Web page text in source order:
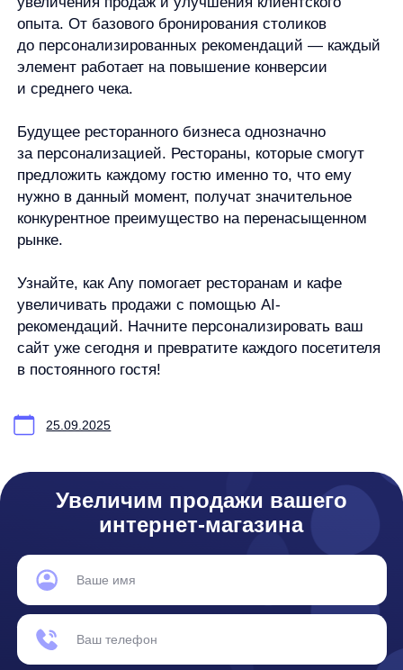
© ООО «Д Технолоджи», 2014-2026
Фактический адрес:улица Грузинский Вал, 7. Башня 2
ИНН 7 728 492 537
Основной код по ОКВЭД — 62.01 Разработка компьютерного
программного обеспечения
any
Политика обработки персональных данных
Согласие на обработку персональных данных
Рекомендательные алгоритмы
Деятельность в области ИТ
Согласие на получение рекламных и информационных
ПО распространяется в виде интернет-сервиса, специальные действия по